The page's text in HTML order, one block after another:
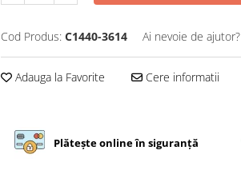
Cod Produs: C1440-3614 Ai nevoie de ajutor?
Adauga la Favorite Cere informatii
Plătește online în siguranță